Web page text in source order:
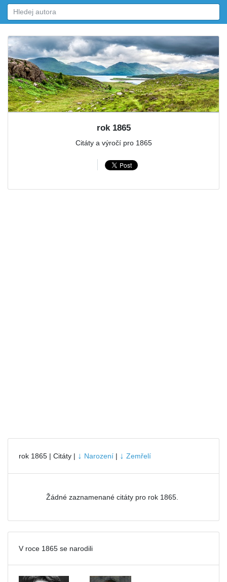
rok 1865
Citáty a výročí pro 1865
rok 1865 | Citáty | ↓ Narození | ↓ Zemřelí
Žádné zaznamenané citáty pro rok 1865.
V roce 1865 se narodili